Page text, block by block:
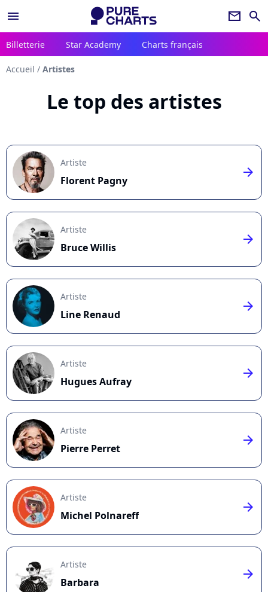
menu newsletter search
Billetterie Star Academy Charts français
Accueil / Artistes
Le top des artistes
Artiste
Florent Pagny
arrow_right
Artiste
Bruce Willis
arrow_right
Artiste
Line Renaud
arrow_right
Artiste
Hugues Aufray
arrow_right
Artiste
Pierre Perret
arrow_right
Artiste
Michel Polnareff
arrow_right
Artiste
Barbara
arrow_right